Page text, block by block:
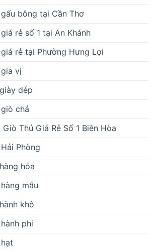
bông tại Cần Thơ
rẻ số 1 tại An Khánh
rẻ tại Phường Hưng Lợi
vị
dép
chả
Thủ Giá Rẻ Số 1 Biên Hòa
Phòng
hóa
mẫu
khô
phi